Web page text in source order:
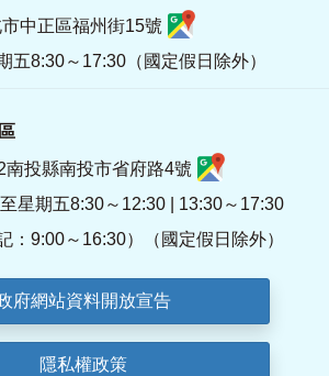
中正區福州街15號
五8:30～17:30（國定假日除外）
南投縣南投市省府路4號
星期五8:30～12:30 | 13:30～17:30
：9:00～16:30）（國定假日除外）
府網站資料開放宣告
隱私權政策